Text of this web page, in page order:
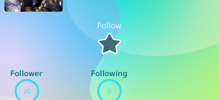
Follow
Follower
20
Following
0